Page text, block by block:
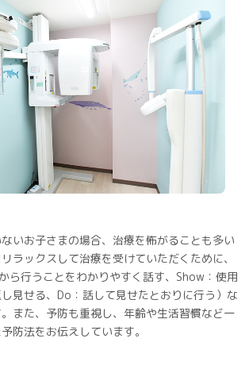
いお子さまの場合、治療を怖がることも多い
ラックスして治療を受けていただくために、
ら行うことをわかりやすく話す、Show：使用
見せる、Do：話して見せたとおりに行う）な
また、予防も重視し、年齢や生活習慣など一
防法をお伝えしています。